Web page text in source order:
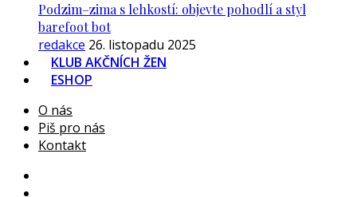
Podzim–zima s lehkostí: objevte pohodlí a styl
barefoot bot
redakce 26. listopadu 2025
KLUB AKČNÍCH ŽEN
ESHOP
O nás
Piš pro nás
Kontakt